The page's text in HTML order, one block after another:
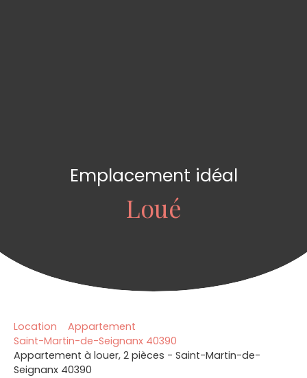
Emplacement idéal
Loué
Location
Appartement
Saint-Martin-de-Seignanx 40390
Appartement à louer, 2 pièces - Saint-Martin-de-
Seignanx 40390